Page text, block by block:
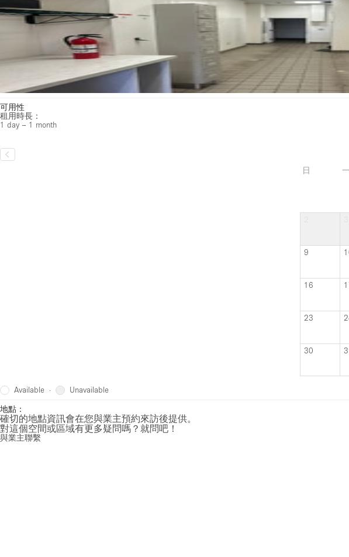
可用性
租用時長：
1 day – 1 month
日
一
9
16
23
30
Available · Unavailable
地點：
確切的地點資訊會在您與業主預約來訪後提供。
對這個空間或區域有更多疑問嗎？就問吧！
與業主聯繫